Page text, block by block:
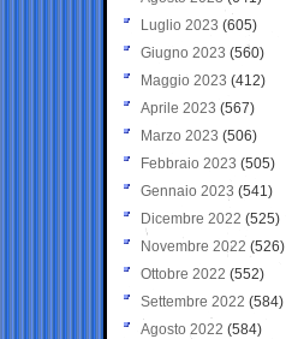
Luglio 2023 (605)
Giugno 2023 (560)
Maggio 2023 (412)
Aprile 2023 (567)
Marzo 2023 (506)
Febbraio 2023 (505)
Gennaio 2023 (541)
Dicembre 2022 (525)
Novembre 2022 (526)
Ottobre 2022 (552)
Settembre 2022 (584)
Agosto 2022 (584)